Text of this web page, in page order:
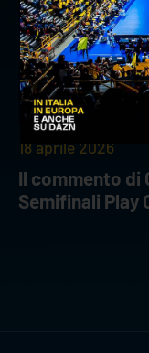
18 aprile 2026
Il commento di
Semifinali Play